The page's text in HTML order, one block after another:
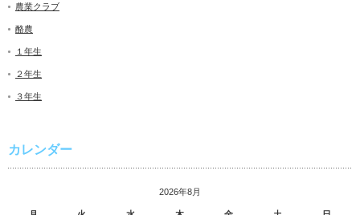
農業クラブ
酪農
１年生
２年生
３年生
カレンダー
2026年8月